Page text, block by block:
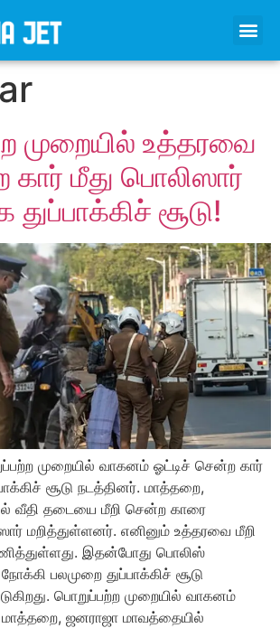
முறையில் உத்தரவை
கார் மீது பொலிஸார்
துப்பாக்கிச் சூடு!
முறையில் வாகனம் ஓட்டிச் சென்ற கார்
சூடு நடத்தினர். மாத்தறை,
வீதி தடையை மீறி சென்ற காரை
மறித்துள்ளனர். எனினும் உத்தரவை மீறி
இதன்போது ​​பொலிஸ்
பலமுறை துப்பாக்கிச் சூடு
பொறுப்பற்ற முறையில் வாகனம்
மாத்தறை, ஜனராஜா மாவத்தையில்